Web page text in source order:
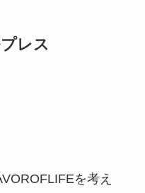
レス
を考え